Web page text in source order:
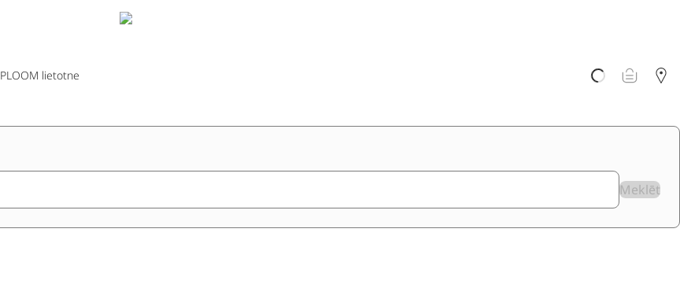
PLOOM lietotne
Meklēt